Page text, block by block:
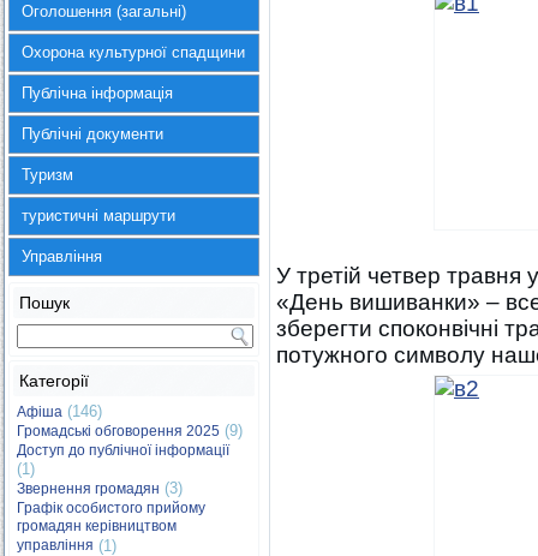
Оголошення (загальні)
Охорона культурної спадщини
Публічна інформація
Публічні документи
Туризм
туристичні маршрути
Управління
Пошук
Категорії
Афіша (146)
Громадські обговорення 2025 (9)
Доступ до публічної інформації
(1)
Звернення громадян (3)
Графік особистого прийому
громадян керівництвом
управління (1)
У третій четвер травня
«День вишиванки» –
зберегти споконвічні
потужного символу